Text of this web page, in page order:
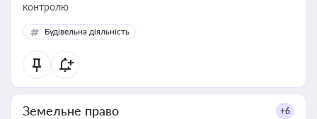
контролю
Будівельна діяльність
Земельне право +6